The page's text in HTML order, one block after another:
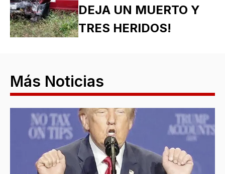
DEJA UN MUERTO Y
TRES HERIDOS!
Más Noticias